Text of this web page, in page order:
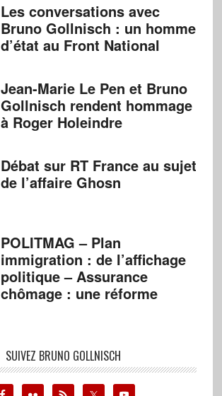
Les conversations avec
Bruno Gollnisch : un homme
d’état au Front National
Jean-Marie Le Pen et Bruno
Gollnisch rendent hommage
à Roger Holeindre
Débat sur RT France au sujet
de l’affaire Ghosn
POLITMAG – Plan
immigration : de l’affichage
politique – Assurance
chômage : une réforme
SUIVEZ BRUNO GOLLNISCH